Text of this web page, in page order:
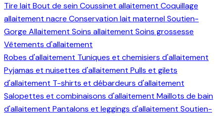
Tire lait Bout de seinCoussinet allaitement Coquillage
allaitement nacre Conservation lait maternelSoutien-
Gorge Allaitement Soins allaitement Soins grossesse
Vêtements d'allaitement
Robes d'allaitement Tuniques et chemisiers d'allaitement
Pyjamas et nuisettes d'allaitement Pulls et gilets
d'allaitement T-shirts et débardeurs d'allaitement
Salopettes et combinaisons d'allaitement Maillots de bain
d'allaitement Pantalons et leggings d'allaitement Soutien-